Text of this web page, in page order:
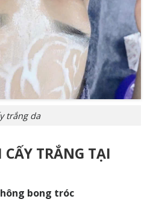
trắng da
TRẮNG TẠI
bong tróc